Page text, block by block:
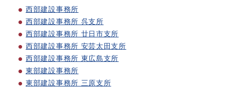
西部建設事務所
西部建設事務所 呉支所
西部建設事務所 廿日市支所
西部建設事務所 安芸太田支所
西部建設事務所 東広島支所
東部建設事務所
東部建設事務所 三原支所